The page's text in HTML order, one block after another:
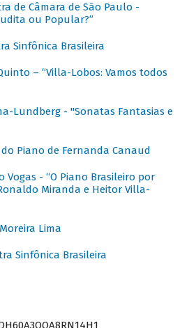
de Câmara de São Paulo -
ou Popular?”
Sinfônica Brasileira
– “Villa-Lobos: Vamos todos
Lundberg - "Sonatas Fantasias e
do Piano de Fernanda Canaud
Vogas - “O Piano Brasileiro por
Miranda e Heitor Villa-
Lima
Sinfônica Brasileira